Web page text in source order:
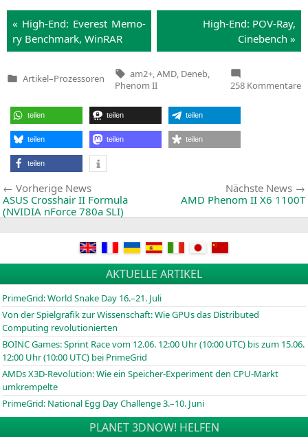
« High-End: Ever­est Memo­
ry Bench­mark, Win­RAR
High-End: POV-Ray,
Cinebench »
Veröffentlicht
Artikel–Prozessoren
Tags:
am2+,AMD, Deneb,
Phenom II
258 Kommentare
teilen teilen teilen
teilen teilen teilen
teilen
Beitragsnavigation
Vorherige NewsVorherige
News:
ASUS Crosshair II Formula
(NVIDIA nForce 780a SLI)
Nächste News
AMD Phenom II X6 1100T
AKTUELLE ARTIKEL
PrimeGrid: World Snake Day 16.–21. Juli
Von der Spielgrafik zur Wissenschaft: Wie GPUs das Distributed
Computing revolutionierten
BOINCGames: Sprint Race vom 12.06. 12:00 Uhr (10:00 UTC) bis zum 15.06.
12:00 Uhr (10:00 UTC) bei PrimeGrid
AMDs X3D-Revolution: Wie ein Speicher-Experiment den CPU-Markt
umkrempelte
PrimeGrid: National Egg Day Challenge 3.–10. Juni
PLANET 3DNOW! HELFEN